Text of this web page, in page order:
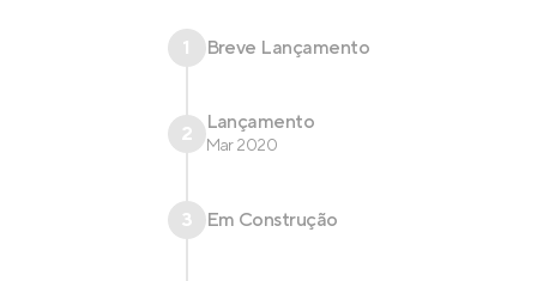
1 Breve Lançamento
2 Lançamento
Mar 2020
3 Em Construção